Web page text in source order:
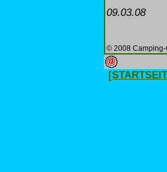
09.03.08
© 2008